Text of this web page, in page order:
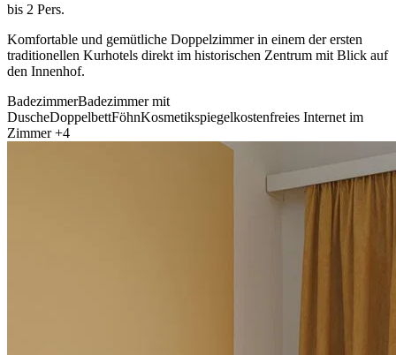
bis 2 Pers.
Komfortable und gemütliche Doppelzimmer in einem der ersten
traditionellen Kurhotels direkt im historischen Zentrum mit Blick auf
den Innenhof.
BadezimmerBadezimmer mit
DuscheDoppelbettFöhnKosmetikspiegelkostenfreies Internet im
Zimmer +4